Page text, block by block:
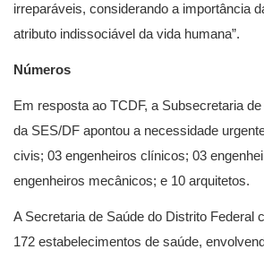
irreparáveis, considerando a importância
atributo indissociável da vida humana”.
Números
Em resposta ao TCDF, a Subsecretaria
da SES/DF apontou a necessidade
civis; 03 engenheiros clínicos; 03
engenheiros mecânicos; e 10 arquitetos.
A Secretaria de Saúde do Distrito Federal
172 estabelecimentos de saúde,